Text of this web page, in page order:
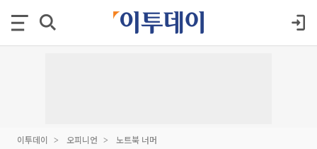
이투데이 오피니언 노트북 너머